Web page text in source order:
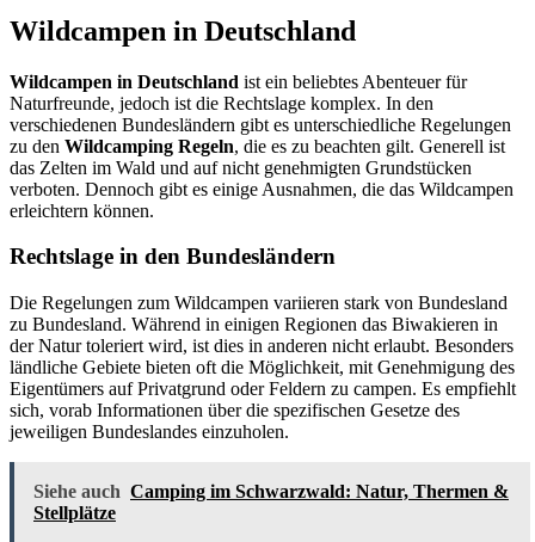
Wildcampen in Deutschland
Wildcampen in Deutschland ist ein beliebtes Abenteuer für
Naturfreunde, jedoch ist die Rechtslage komplex. In den
verschiedenen Bundesländern gibt es unterschiedliche Regelungen
zu den Wildcamping Regeln, die es zu beachten gilt. Generell ist
das Zelten im Wald und auf nicht genehmigten Grundstücken
verboten. Dennoch gibt es einige Ausnahmen, die das Wildcampen
erleichtern können.
Rechtslage in den Bundesländern
Die Regelungen zum Wildcampen variieren stark von Bundesland
zu Bundesland. Während in einigen Regionen das Biwakieren in
der Natur toleriert wird, ist dies in anderen nicht erlaubt. Besonders
ländliche Gebiete bieten oft die Möglichkeit, mit Genehmigung des
Eigentümers auf Privatgrund oder Feldern zu campen. Es empfiehlt
sich, vorab Informationen über die spezifischen Gesetze des
jeweiligen Bundeslandes einzuholen.
Siehe auch Camping im Schwarzwald: Natur, Thermen &
Stellplätze